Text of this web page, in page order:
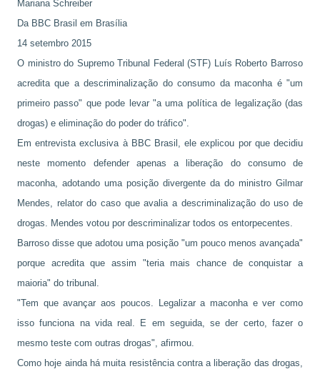
Mariana Schreiber
Da BBC Brasil em Brasília
14 setembro 2015
O ministro do Supremo Tribunal Federal (STF) Luís Roberto Barroso
acredita que a descriminalização do consumo da maconha é "um
primeiro passo" que pode levar "a uma política de legalização (das
drogas) e eliminação do poder do tráfico".
Em entrevista exclusiva à BBC Brasil, ele explicou por que decidiu
neste momento defender apenas a liberação do consumo de
maconha, adotando uma posição divergente da do ministro Gilmar
Mendes, relator do caso que avalia a descriminalização do uso de
drogas. Mendes votou por descriminalizar todos os entorpecentes.
Barroso disse que adotou uma posição "um pouco menos avançada"
porque acredita que assim "teria mais chance de conquistar a
maioria" do tribunal.
"Tem que avançar aos poucos. Legalizar a maconha e ver como
isso funciona na vida real. E em seguida, se der certo, fazer o
mesmo teste com outras drogas", afirmou.
Como hoje ainda há muita resistência contra a liberação das drogas,